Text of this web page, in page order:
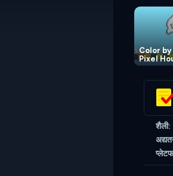
Color
Pixel
शैली: